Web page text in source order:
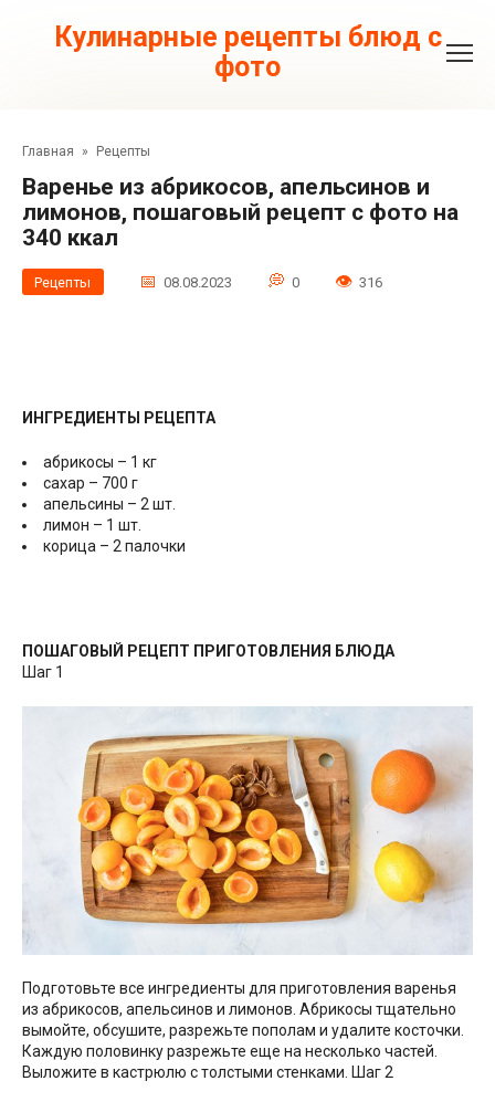
контентуКулинарные рецепты блюд с
фото
Главная » Рецепты
Варенье из абрикосов, апельсинов и
лимонов, пошаговый рецепт с фото на
340 ккал
Рецепты 08.08.2023 0 316
ИНГРЕДИЕНТЫ РЕЦЕПТА
абрикосы – 1 кг
сахар – 700 г
апельсины – 2 шт.
лимон – 1 шт.
корица – 2 палочки
ПОШАГОВЫЙ РЕЦЕПТ ПРИГОТОВЛЕНИЯ БЛЮДА
Шаг 1
Подготовьте все ингредиенты для приготовления варенья
из абрикосов, апельсинов и лимонов. Абрикосы тщательно
вымойте, обсушите, разрежьте пополам и удалите косточки.
Каждую половинку разрежьте еще на несколько частей.
Выложите в кастрюлю с толстыми стенками. Шаг 2